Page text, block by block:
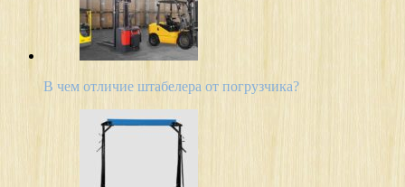
В чем отличие штабелера от погрузчика?